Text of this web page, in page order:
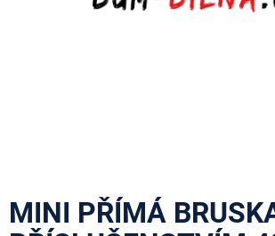
MINI PŘÍMÁ